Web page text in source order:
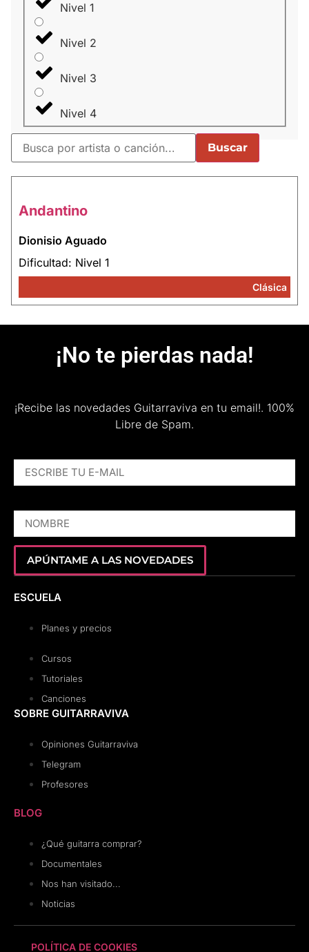
Nivel 1
Nivel 2
Nivel 3
Nivel 4
Buscar
Andantino
Dionisio Aguado
Dificultad: Nivel 1
Clásica
¡No te pierdas nada!
¡Recibe las novedades Guitarraviva en tu email!. 100%
Libre de Spam.
APÚNTAME A LAS NOVEDADES
ESCUELA
Planes y precios
Cursos
Tutoriales
Canciones
SOBRE GUITARRAVIVA
Opiniones Guitarraviva
Telegram
Profesores
BLOG
¿Qué guitarra comprar?
Documentales
Nos han visitado...
Noticias
POLÍTICA DE COOKIES